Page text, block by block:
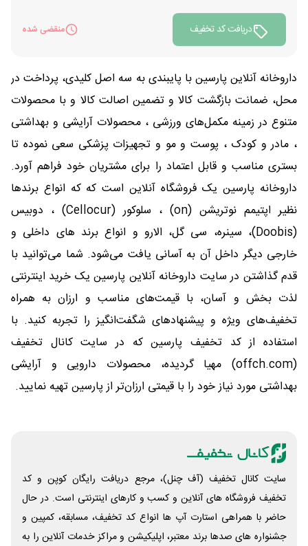
دریافت کد تخفیف منقضی شده
داروخانه آنلاین پارسین با پایبندی به سه اصل کلیدی، پرداخت در
محل، ضمانت بازگشت کالا و تضمین اصالت کالا و با محصولات
متنوع در زمینه مکمل‌های ورزشی ، محصولات آرایشی و بهداشتی
، مادر و کودک ، پوست و مو و تجهیزات پزشکی سعی نموده تا
بستری مناسب و قابل اعتماد را برای مشتریان خود فراهم آورد.
داروخانه پارسین یک فروشگاه آنلاین است که که انواع برندها
نظیر اپتیمم نوتریشن (on) ، سلوکور (Cellocur) ، دوبیس
(Doobis)، سینره، سی گل، الارو و انواع برند های داخلی و
خارجی دیگر داخل آن به آسانی یافت می‌شود. شما می‌توانید با
قدم گذاشتن در سایت داروخانه آنلاین پارسین یک خرید اینترنتی
لذت بخش و آسان‌، با قیمت‌های مناسب و ارزان به همراه
تخفیف‌های ویژه و پیشنهادهای شگفت‌انگیز را تجربه کنید. با
استفاده از کد تخفیف پارسین که در سایت کانال تخفیف
(offch.com) مهیا گردیده، محصولات دارویی و آرایشی
بهداشتی مورد نیاز خود را با قیمتی ارزان‌تر از پارسین تهیه نمایید.
سایت کانال تخفیف (آف چنل)، مرجع دریافت رایگان کوپن و کد
تخفیف فروشگاه های آنلاین و کسب و‌ کارهای اینترنتی است. در حال
حاضر با همراهی استارت آپ ها انواع کد تخفیف، مسابقه، کمپین و
جشنواره های صدها برند معتبر، اپلیکیشن و مراکز خدمات آنلاین را به